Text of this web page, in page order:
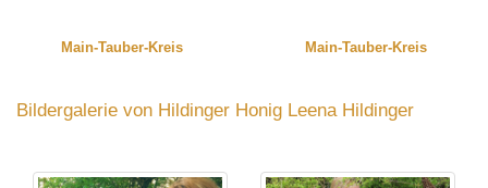
Main-Tauber-Kreis Main-Tauber-Kreis
Bildergalerie von Hildinger Honig Leena Hildinger